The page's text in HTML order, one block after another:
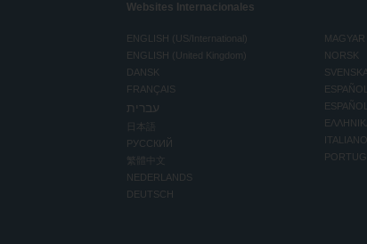
Websites Internacionales
ENGLISH (US/International)
ENGLISH (United Kingdom)
DANSK
FRANÇAIS
עברית
日本語
РУССКИЙ
繁體中文
NEDERLANDS
DEUTSCH
MAGYAR
NORSK
SVENSKA
ITALIANO